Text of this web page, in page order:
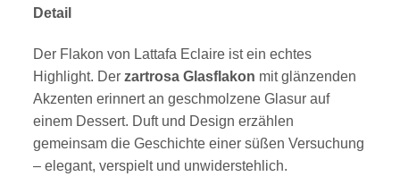
Detail
Der Flakon von Lattafa Eclaire ist ein echtes
Highlight. Der zartrosa Glasflakon mit glänzenden
Akzenten erinnert an geschmolzene Glasur auf
einem Dessert. Duft und Design erzählen
gemeinsam die Geschichte einer süßen Versuchung
– elegant, verspielt und unwiderstehlich.